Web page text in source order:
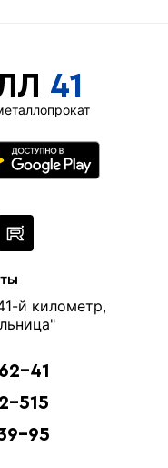
41
й километр,
41
515
95